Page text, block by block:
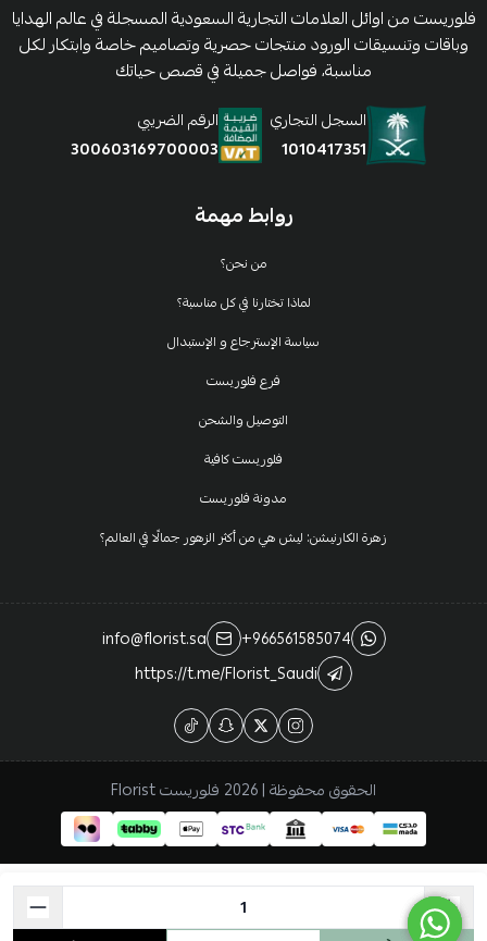
روابط مهمة
من نحن؟
لماذا تختارنا في كل مناسبة؟
سياسة الإسترجاع و الإستبدال
فرع فلوريست
التوصيل والشحن
فلوريست كافية
مدونة فلوريست
زهرة الكارنيشن: ليش هي من أكثر الزهور جمالًا في العالم؟
فلوريست من اوائل العلامات التجارية السعودية المسجلة في عالم الهدايا
وباقات وتنسيقات الورود منتجات حصرية وتصاميم خاصة وابتكار لكل
مناسبة، فواصل جميلة في قصص حياتك
السجل التجاري
1010417351
الرقم الضريبي
300603169700003
+966561585074
info@florist.sa
https://t.me/Florist_Saudi
الحقوق محفوظة | 2026 فلوريست Florist